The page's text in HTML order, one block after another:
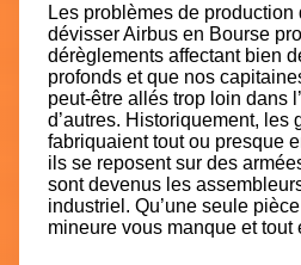
Les problèmes de production
dévisser Airbus en Bourse
dérèglements affectant bien
profonds et que nos
peut-être allés trop loin dans
d’autres. Historiquement, les
fabriquaient tout ou presque
ils se reposent sur des
sont devenus les
industriel. Qu’une seule
mineure vous manque et tout